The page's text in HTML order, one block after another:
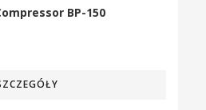
BP-150